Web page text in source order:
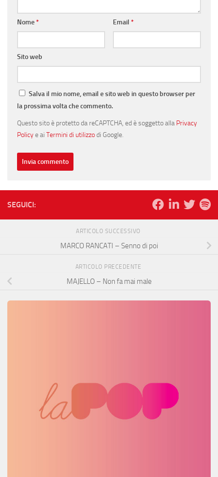
Nome* Email *
Sito web
Salva il mio nome, email e sito web in questo browser per
la prossima volta che commento.
Questo sito è protetto da reCAPTCHA, ed è soggetto alla Privacy
Policye ai Termini di utilizzodi Google.
SEGUICI:
ARTICOLO SUCCESSIVO
MARCO RANCATI – Senno di poi
ARTICOLO PRECEDENTE
MAJELLO – Non fa mai male